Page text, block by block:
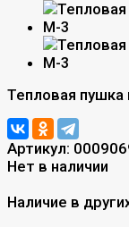
Тепловая пушка
Артикул:
Нет в наличии
Наличие в